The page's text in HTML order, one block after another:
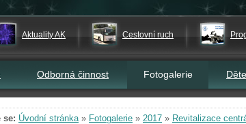
Aktuality AK Cestovní ruch
Odborná činnost Fotogalerie
se: Úvodní stránka» Fotogalerie » 2017 » Revitalizace